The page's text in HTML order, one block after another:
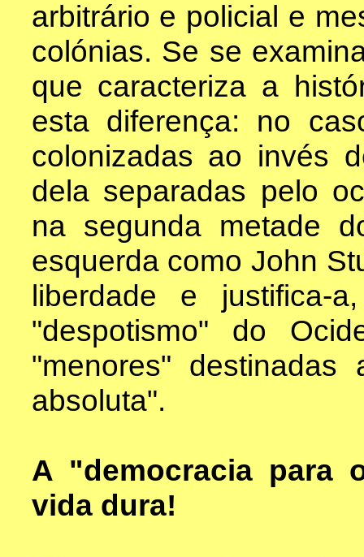
arbitrário e policial e
colónias. Se se
que caracteriza a
esta diferença: no
colonizadas ao invés
dela separadas pelo
na segunda metade
esquerda como John
liberdade e justifica-
"despotismo" do
"menores" destinadas
absoluta".
A "democracia para
vida dura!